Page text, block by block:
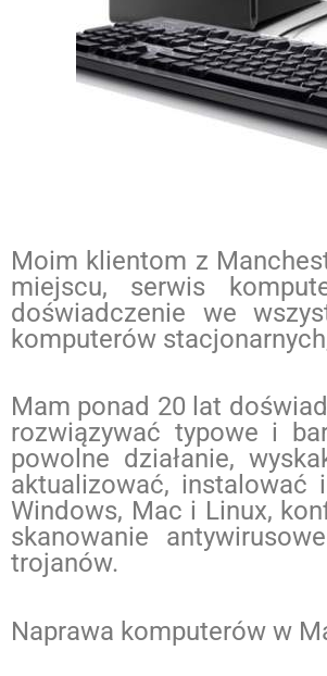
Moim klientom z
miejscu, serwis
doświadczenie we
komputerów
Mam ponad 20 lat
rozwiązywać typowe i
powolne działanie,
aktualizować, instalować
Windows, Mac i Linux,
skanowanie
trojanów.
Naprawa komputerów w